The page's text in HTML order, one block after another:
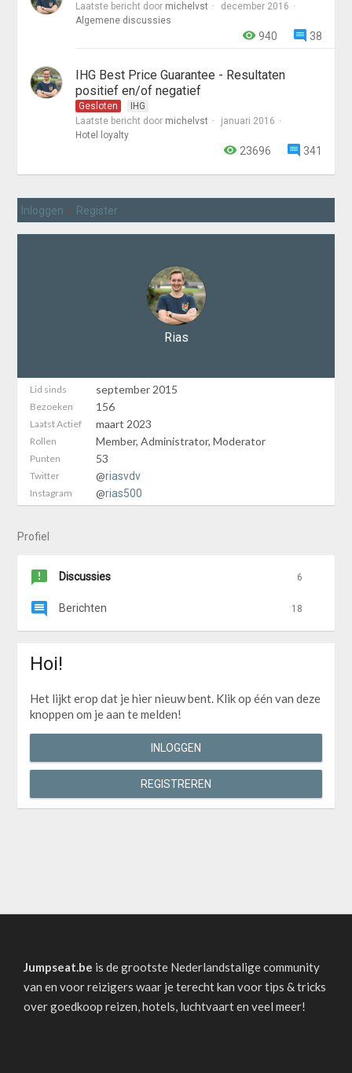
Laatste bericht door michelvst
december 2016
Algemene discussies
38
940
IHG Best Price Guarantee - Resultaten
positief en/of negatief
Gesloten
IHG
Laatste bericht door michelvst
januari 2016
Hotel loyalty
341
23696
Inloggen Register
Rias
Lid sinds september 2015
Bezoeken 156
Laatst Actief maart 2023
Rollen Member, Administrator, Moderator
Punten 53
Twitter @riasvdv
Instagram @rias500
Profiel
Discussies 6
Berichten 18
Hoi!
Het lijkt erop dat je hier nieuw bent. Klik op één van deze
knoppen om je aan te melden!
INLOGGEN
REGISTREREN
Jumpseat.be is de grootste Nederlandstalige community
van en voor reizigers waar je terecht kan voor tips & tricks
over goedkoop reizen, hotels, luchtvaart en veel meer!